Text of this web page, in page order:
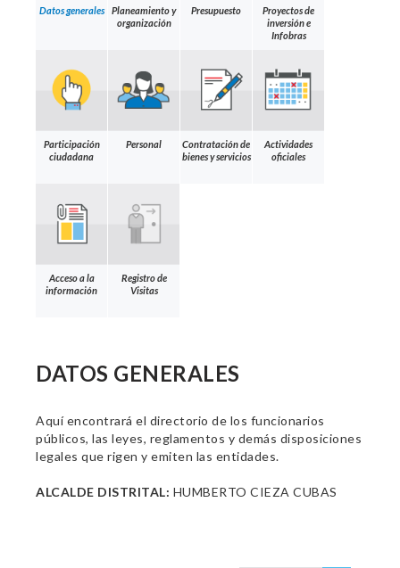
Datos generales
Planeamiento y
organización
Presupuesto
Proyectos de
inversión e
Infobras
Participación
ciudadana
Personal
Contratación de
bienes y servicios
Actividades
oficiales
Acceso a la
información
Registro de
Visitas
DATOS GENERALES
Aquí encontrará el directorio de los funcionarios
públicos, las leyes, reglamentos y demás disposiciones
legales que rigen y emiten las entidades.
ALCALDE DISTRITAL: HUMBERTO CIEZA CUBAS